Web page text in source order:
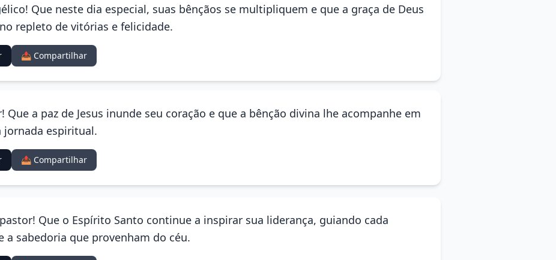
Que neste dia especial, suas bênçãos se multipliquem e que a graça de Deus
repleto de vitórias e felicidade.
📤 Compartilhar
Que a paz de Jesus inunde seu coração e que a bênção divina lhe acompanhe em
jornada espiritual.
📤 Compartilhar
Que o Espírito Santo continue a inspirar sua liderança, guiando cada
a sabedoria que provenham do céu.